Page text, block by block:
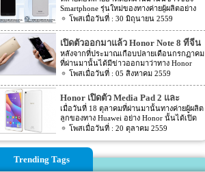
กันแล้ว โดยรายละเอียดที่ได้ถูกเปิดเผยออก
มานั้นได้ระบุถึงรูปของตัวเครื่องและ Spec
ของตัวเครื่องออกมาให้ทราบกันอีกด้วย
สำหรับ รายละเอียดของ Huawei Honor 6X ที่
ถูกเปดเผยออกมานั้นระบุว่าหน้าจอแสดงผล
ของตัวเครื่องนั้นจะมีขนาดอยุ่ที่ 5.5 นิ้ว ซึ่งจะ
ให้ความละเอียดของภาพที่แสดงผลอยู่ที่
ประมาณ 1080p สำหรับ Spec ส่วนอื่นๆ นั้น
นั้นจะเป็นอย่างไรนั้นเราดูกันเลยดีกว่า ตัว
เครื่องจะมีขนาดอยุ่ที่ 5.09 นิ้ว หน้าจอแสดง
ผลจะเป็นแบบ AMOLED ส่วนความละเอียด
ของหน้าจอแสดงผลจะให้ความละเอียดอยู่ที่
QHD (577ppi) โดยหน้าจอจะเป็นแบบ curved
glass ซึ่งจะมีความโค้งไปจนถึงขอบทางด้าน
ข้างของตัวเครื่อง ตัวเครื่องมีความบางอยู่ที่
7.8mm น้ำหนัก 145 กรัม สีของตัวเครื่องจะมี
ให้เลือกทั้ง Golden Black และ Porcelain
White ทางด้านหลังของตัวเครื่องจะมาพร้อม
กับกล้องแบบ dual หรือกล้อง 2 ตัว โดยจะให้
ความละเอียดของกล้องอยู่ที่ 12MP รูรับแสงมี
ขนาด f/2.2 และความละเอียดของกล้อง
ขนาด 8MP สำหรับกล้องทางด้านหน้าของตัว
เครื่อง รูรับแสงมีขนาด f/2.0 […]
Smartphone รุ่นใหม่ของทางค่ายผู้ผลิตอย่าง
Huawei นั้นนับว่าเป็นอีกหนึ่งค่ายผู้ผลิตที่มี
ว่าทางค่ายผู้ผลิตอย่าง Huawei นั้นแตรียมที่จะ
เปิดตัว Huawei Honor 8 ออกมา โดย Huawei
Honor 8 เป็นอีกรุ่นหนึ่งที่ทางค่ายใหญ่อย่าง
Huawei นั้นได้จับมือผลิตร่วมกับค่ายลูกอย่าง
Honor นั้นเอง โดยเมื่อปี 2015 ที่ผ่านมาทั้ง
Huawei และ Honor ก็ประสบความสำเร็จกับ
รุ่นก่อนหน้าอย่าง Huawei Honor 7 ไปแล้ว
แต่ล่าสุดนี้ได้มีข่าวของรุ่นต่อยอดอย่าง
Huawei Honor 8 ถูกเปิดเผยออกมาแล้ว โดย
เมื่อไม่กี่วันที่ผ่านมานี้นั้นได้มีข่าวออกมาว่า
Huawei Honor 8 อาจจะถูกเปิดตัวภายใน
สัปดาห์นี้ แต่ในข่าวดังกล่าวไม่ได้ระบุกำหนด
วันอย่างแน่ชัด ซึ่งทำให้แฟนๆ นั้นต่างก็สงสัย
ว่ากำหนดเปิดตัวจะเป็นวันใด แต่ล่าสุดกลับมี
30 มิถุนายน 2559
เปิดตัวออกมาแล้ว Honor Note 8 ที่จีน
หลังจากที่ประมาณเกือบปลายเดือนกรกฏาคม
ที่ผ่านมานั้นได้มีข่าวออกมาว่าทาง Honor
ค่ายลูกของทาง Huawei นั้นจะเปิดตัวรุ่นใหม่
นี้ ล่าสุดนั้นกำหนดดังกล่าวก็เป็นไปตามที่
คาดเอาไว้ โดย Honor Note 8 นั้นถูกเปิดตัว
ออกมาแล้วที่ประเทศจีน สำหรับ Spec ของ
Honor Note 8 นี้นั้นจะมาพร้อมกับหน้าจอแส
ดงผลขนาด 6.6 นิ้ว โดยหน้าจอจะมีขนาด
ใหญ่กว่ารุ่นก่อนหน้าอย่าง 0.2 โดยความละ
อียดของภาพที่แสดงผลทางหน้าจอนั้นจะมี
ขนาดความละเอียดอยุ่ที่ 1,440 x 2,560
สำหรับ Chipset ที่ขับเคลื่อนตัวเครื่องนั้นจะ
05 สิงหาคม 2559
Honor เปิดตัว Media Pad 2 และ
Watch S1 ออกมาแล้ว
เมื่อวันที่ 18 ตุลาคมที่ผ่านมานั้นทางค่ายผู้ผลิต
ลูกของทาง Huawei อย่าง Honor นั้นได้เปิด
ตัว Smartphone รุ่นใหม่อย่าง Honor 6X ออก
ผลิตภัณฑ์ใหม่อย่าง Media Pad 2 และ Watch
S1 ออกมาอีกครั้ง โดยทั้ง 2 ผลิตภัณฑ์นี้นั้นจะ
วางจำหน่ายในประเทศจีนภายในเดือน
20 ตุลาคม 2559
Trending Tags